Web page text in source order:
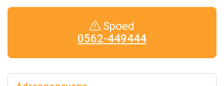
Spoed
0562-449444